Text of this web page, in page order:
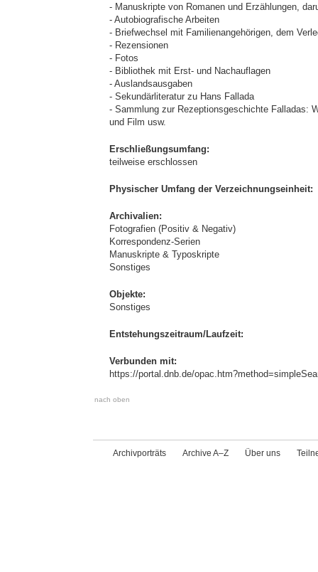
- Manuskripte von Romanen und Erzählungen,
- Autobiografische Arbeiten
- Briefwechsel mit Familienangehörigen, dem
- Rezensionen
- Fotos
- Bibliothek mit Erst- und Nachauflagen
- Auslandsausgaben
- Sekundärliteratur zu Hans Fallada
- Sammlung zur Rezeptionsgeschichte Falladas:
und Film usw.
Erschließungsumfang:
teilweise erschlossen
Physischer Umfang der Verzeichnungseinheit:
Archivalien:
Fotografien (Positiv & Negativ)
Korrespondenz-Serien
Manuskripte & Typoskripte
Sonstiges
Objekte:
Sonstiges
Entstehungszeitraum/Laufzeit:
Verbunden mit:
https://portal.dnb.de/
nach oben
Archivporträts Archive A–Z Über uns